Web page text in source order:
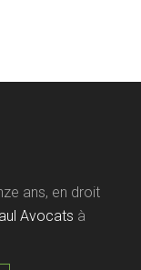
ans, en droit
Avocats à